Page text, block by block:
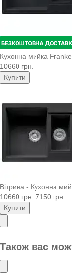
Кухонна мийка
10660 грн.
Купити
Вітрина - Кухонна
10660 грн. 7150 грн.
Купити
Також вас